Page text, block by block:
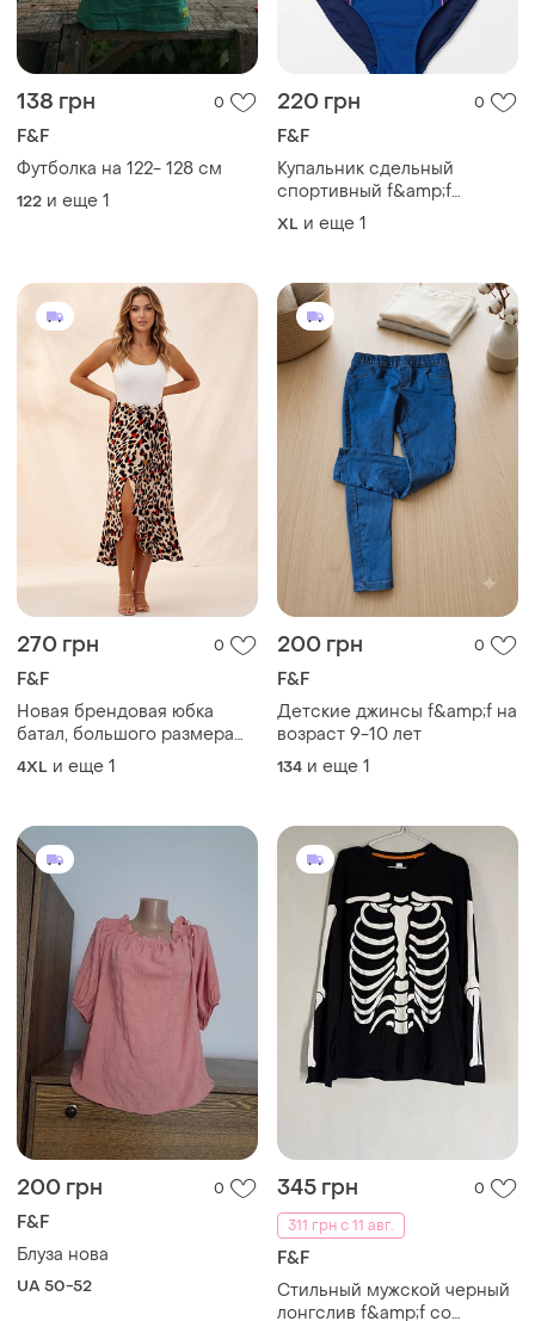
138 грн 0
F&F
Футболка на 122- 128 см
122 и еще 1
220 грн 0
F&F
Купальник сдельный
спортивный f&amp;f
размер 14
XL и еще 1
270 грн 0
F&F
Новая брендовая юбка
батал, большого размера
"f&f" с леопардовым
принтом. размер
4XL и еще 1
200 грн 0
F&F
Детские джинсы f&amp;f на
возраст 9-10 лет
134 и еще 1
200 грн 0
F&F
Блуза нова
UA 50-52
345 грн
0
311 грн с 11 авг.
F&F
Стильный мужской черный
лонгслив f&amp;f со